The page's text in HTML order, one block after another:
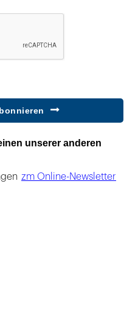
unserer anderen
zm Online-Newsletter